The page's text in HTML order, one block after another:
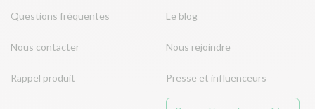
Questions fréquentes
Nous contacter
Rappel produit
Le blog
Nous rejoindre
Presse et influenceurs